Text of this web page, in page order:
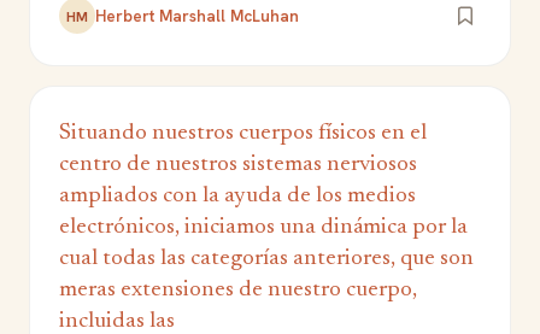
HM Herbert Marshall McLuhan
Situando nuestros cuerpos físicos en el
centro de nuestros sistemas nerviosos
ampliados con la ayuda de los medios
electrónicos, iniciamos una dinámica por la
cual todas las categorías anteriores, que son
meras extensiones de nuestro cuerpo,
incluidas las